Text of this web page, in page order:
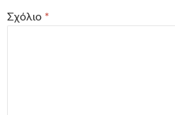
Σχόλιο *